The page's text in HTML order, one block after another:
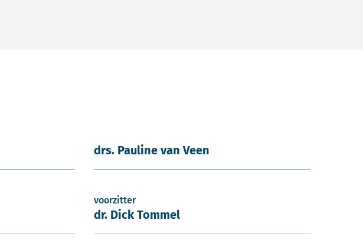
drs. Pauline van Veen
voorzitter
dr. Dick Tommel